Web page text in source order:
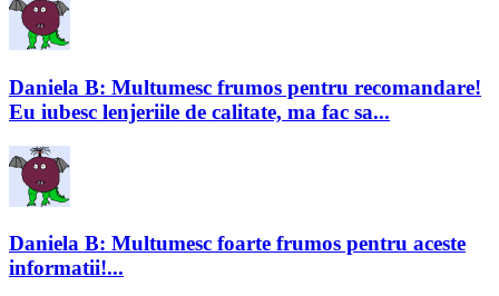
Daniela B: Multumesc frumos pentru recomandare!
Eu iubesc lenjeriile de calitate, ma fac sa...
Daniela B: Multumesc foarte frumos pentru aceste
informatii!...